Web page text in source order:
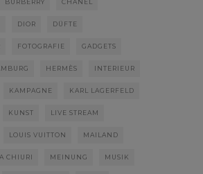
DIOR DÜFTE
FOTOGRAFIE GADGETS
HERMÈS INTERIEUR
KAMPAGNE KARL LAGERFELD
KUNST LIVE STREAM
LOUIS VUITTON MAILAND
CHIURI MEINUNG MUSIK